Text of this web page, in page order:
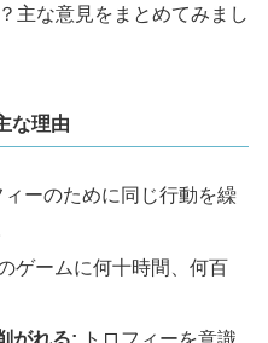
主な意見をまとめてみまし
な理由
ィーのために同じ行動を繰
ゲームに何十時間、何百
がれる: トロフィーを意識